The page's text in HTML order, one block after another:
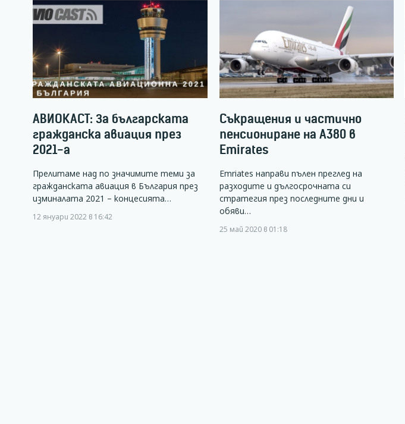
АВИОКАСТ: За българската
гражданска авиация през
2021-а
Прелитаме над по значимите теми за
гражданската авиация в България през
изминалата 2021 – концесията…
12 януари 2022 в 16:42
Съкращения и частично
пенсиониране на А380 в
Emirates
Emriates направи пълен преглед на
разходите и дългосрочната си
стратегия през последните дни и
обяви…
25 май 2020 в 01:18